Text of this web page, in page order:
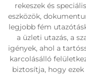
rekeszek és
eszközök,
legjobb fém
a üzleti utazás, a
igények, ahol a
karcolásálló
biztosítja, hogy